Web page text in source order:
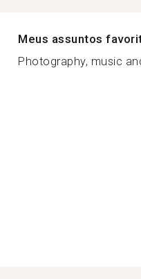
Meus assuntos
Photography, music